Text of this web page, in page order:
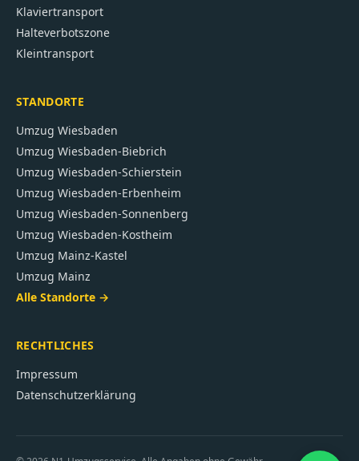
Klaviertransport
Halteverbotszone
Kleintransport
STANDORTE
Umzug Wiesbaden
Umzug Wiesbaden-Biebrich
Umzug Wiesbaden-Schierstein
Umzug Wiesbaden-Erbenheim
Umzug Wiesbaden-Sonnenberg
Umzug Wiesbaden-Kostheim
Umzug Mainz-Kastel
Umzug Mainz
Alle Standorte →
RECHTLICHES
Impressum
Datenschutzerklärung